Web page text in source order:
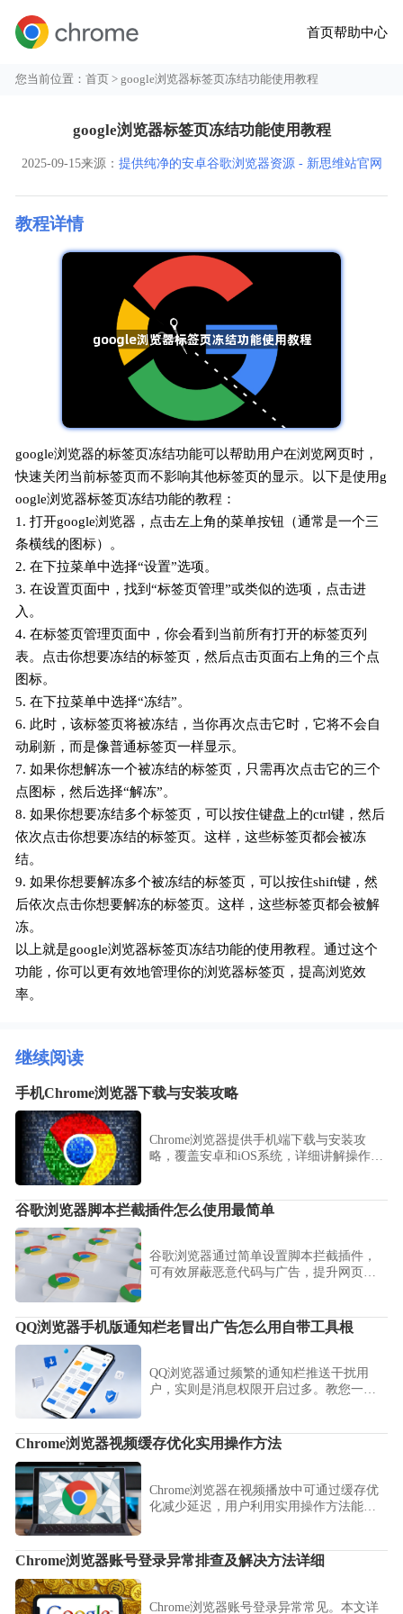
首页帮助中心
您当前位置：首页 > google浏览器标签页冻结功能使用教程
google浏览器标签页冻结功能使用教程
2025-09-15来源： 提供纯净的安卓谷歌浏览器资源 - 新思维站官网
教程详情
google浏览器的标签页冻结功能可以帮助用户在浏览网页时，
快速关闭当前标签页而不影响其他标签页的显示。以下是使用g
oogle浏览器标签页冻结功能的教程：
1. 打开google浏览器，点击左上角的菜单按钮（通常是一个三
条横线的图标）。
2. 在下拉菜单中选择“设置”选项。
3. 在设置页面中，找到“标签页管理”或类似的选项，点击进
入。
4. 在标签页管理页面中，你会看到当前所有打开的标签页列
表。点击你想要冻结的标签页，然后点击页面右上角的三个点
图标。
5. 在下拉菜单中选择“冻结”。
6. 此时，该标签页将被冻结，当你再次点击它时，它将不会自
动刷新，而是像普通标签页一样显示。
7. 如果你想解冻一个被冻结的标签页，只需再次点击它的三个
点图标，然后选择“解冻”。
8. 如果你想要冻结多个标签页，可以按住键盘上的ctrl键，然后
依次点击你想要冻结的标签页。这样，这些标签页都会被冻
结。
9. 如果你想要解冻多个被冻结的标签页，可以按住shift键，然
后依次点击你想要解冻的标签页。这样，这些标签页都会被解
冻。
以上就是google浏览器标签页冻结功能的使用教程。通过这个
功能，你可以更有效地管理你的浏览器标签页，提高浏览效
率。
继续阅读
手机Chrome浏览器下载与安装攻略
Chrome浏览器提供手机端下载与安装攻
略，覆盖安卓和iOS系统，详细讲解操作步
谷歌浏览器脚本拦截插件怎么使用最简单
谷歌浏览器通过简单设置脚本拦截插件，
可有效屏蔽恶意代码与广告，提升网页安
QQ浏览器手机版通知栏老冒出广告怎么用自带工具根
QQ浏览器通过频繁的通知栏推送干扰用
户，实则是消息权限开启过多。教您一键
爽，提升手机使用舒适度。
Chrome浏览器视频缓存优化实用操作方法
Chrome浏览器在视频播放中可通过缓存优
化减少延迟，用户利用实用操作方法能提
Chrome浏览器账号登录异常排查及解决方法详细
Chrome浏览器账号登录异常常见。本文详